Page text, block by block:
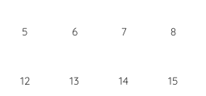
5 6 7 8
12 13 14 15